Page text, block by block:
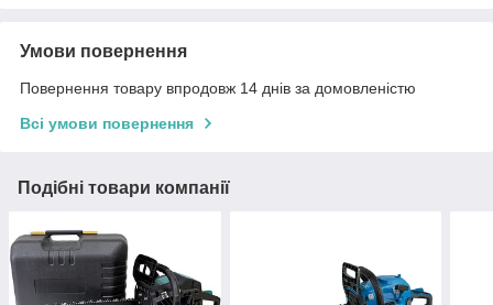
Умови повернення
Повернення товару впродовж 14 днів за домовленістю
Всі умови повернення
Подібні товари компанії